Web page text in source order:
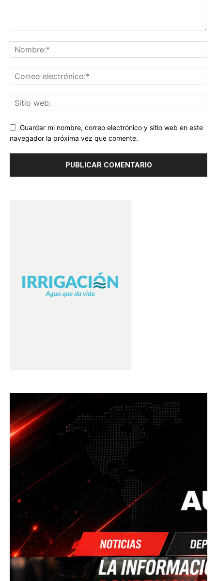
Guardar mi nombre, correo electrónico y sitio web en este
navegador la próxima vez que comente.